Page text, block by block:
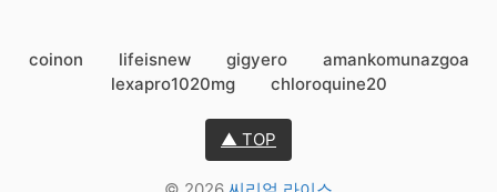
coinon lifeisnew gigyero
amankomunazgoa
lexapro1020mg
chloroquine20
▲ TOP